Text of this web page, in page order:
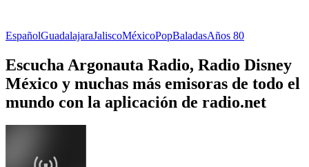
EspañolGuadalajaraJaliscoMéxicoPopBaladasAños 80
Escucha Argonauta Radio, Radio Disney
México y muchas más emisoras de todo el
mundo con la aplicación de radio.net